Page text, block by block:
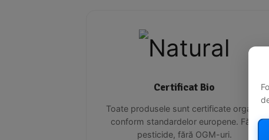
Certificat Bio
Toate produsele sunt certificate organic
conform standardelor europene. Fără
pesticide, fără OGM-uri.